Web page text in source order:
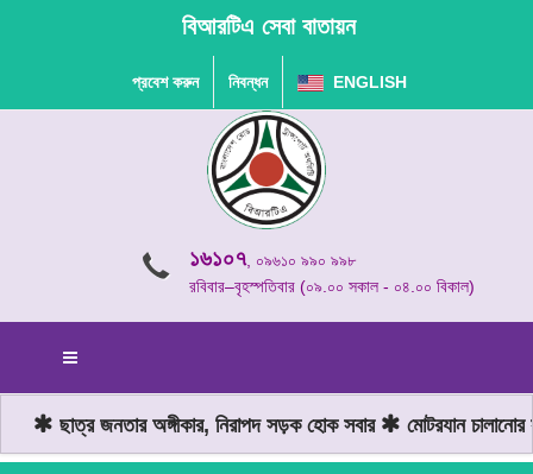
বিআরটিএ সেবা বাতায়ন
প্রবেশ করুন নিবন্ধন ENGLISH
১৬১০৭, ০৯৬১০ ৯৯০ ৯৯৮
রবিবার–বৃহস্পতিবার (০৯.০০ সকাল - ০৪.০০ বিকাল)
ছাত্র জনতার অঙ্গীকার, নিরাপদ সড়ক হোক সবার মোটরযান চালানোর